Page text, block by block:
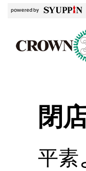
閉
平素